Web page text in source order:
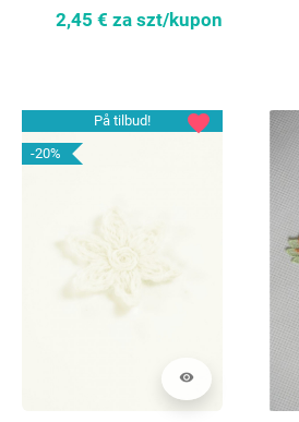
2,45 € za szt/kupon
På tilbud!
-20%
visibility
favorite